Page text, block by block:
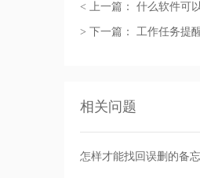
< 上一篇： 什么软件可
> 下一篇： 工作任务提
相关问题
怎样才能找回误删的备